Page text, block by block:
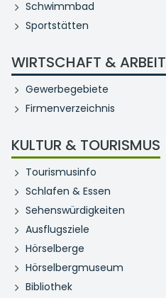
Schwimmbad
Sportstätten
WIRTSCHAFT & ARBEIT
Gewerbegebiete
Firmenverzeichnis
KULTUR & TOURISMUS
Tourismusinfo
Schlafen & Essen
Sehenswürdigkeiten
Ausflugsziele
Hörselberge
Hörselbergmuseum
Bibliothek